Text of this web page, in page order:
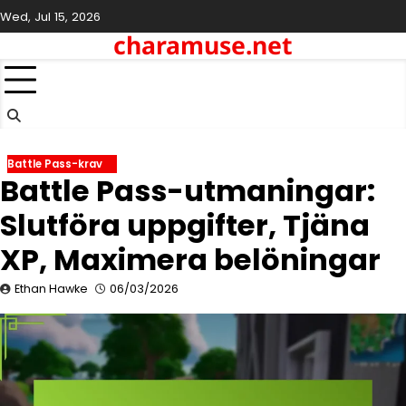
Skip
to
Wed, Jul 15, 2026
charamuse.net
Battle Pass-krav
Battle Pass-utmaningar:
Slutföra uppgifter, Tjäna
XP, Maximera belöningar
Ethan Hawke 06/03/2026